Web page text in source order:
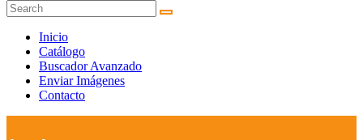
Inicio
Catálogo
Buscador Avanzado
Enviar Imágenes
Contacto